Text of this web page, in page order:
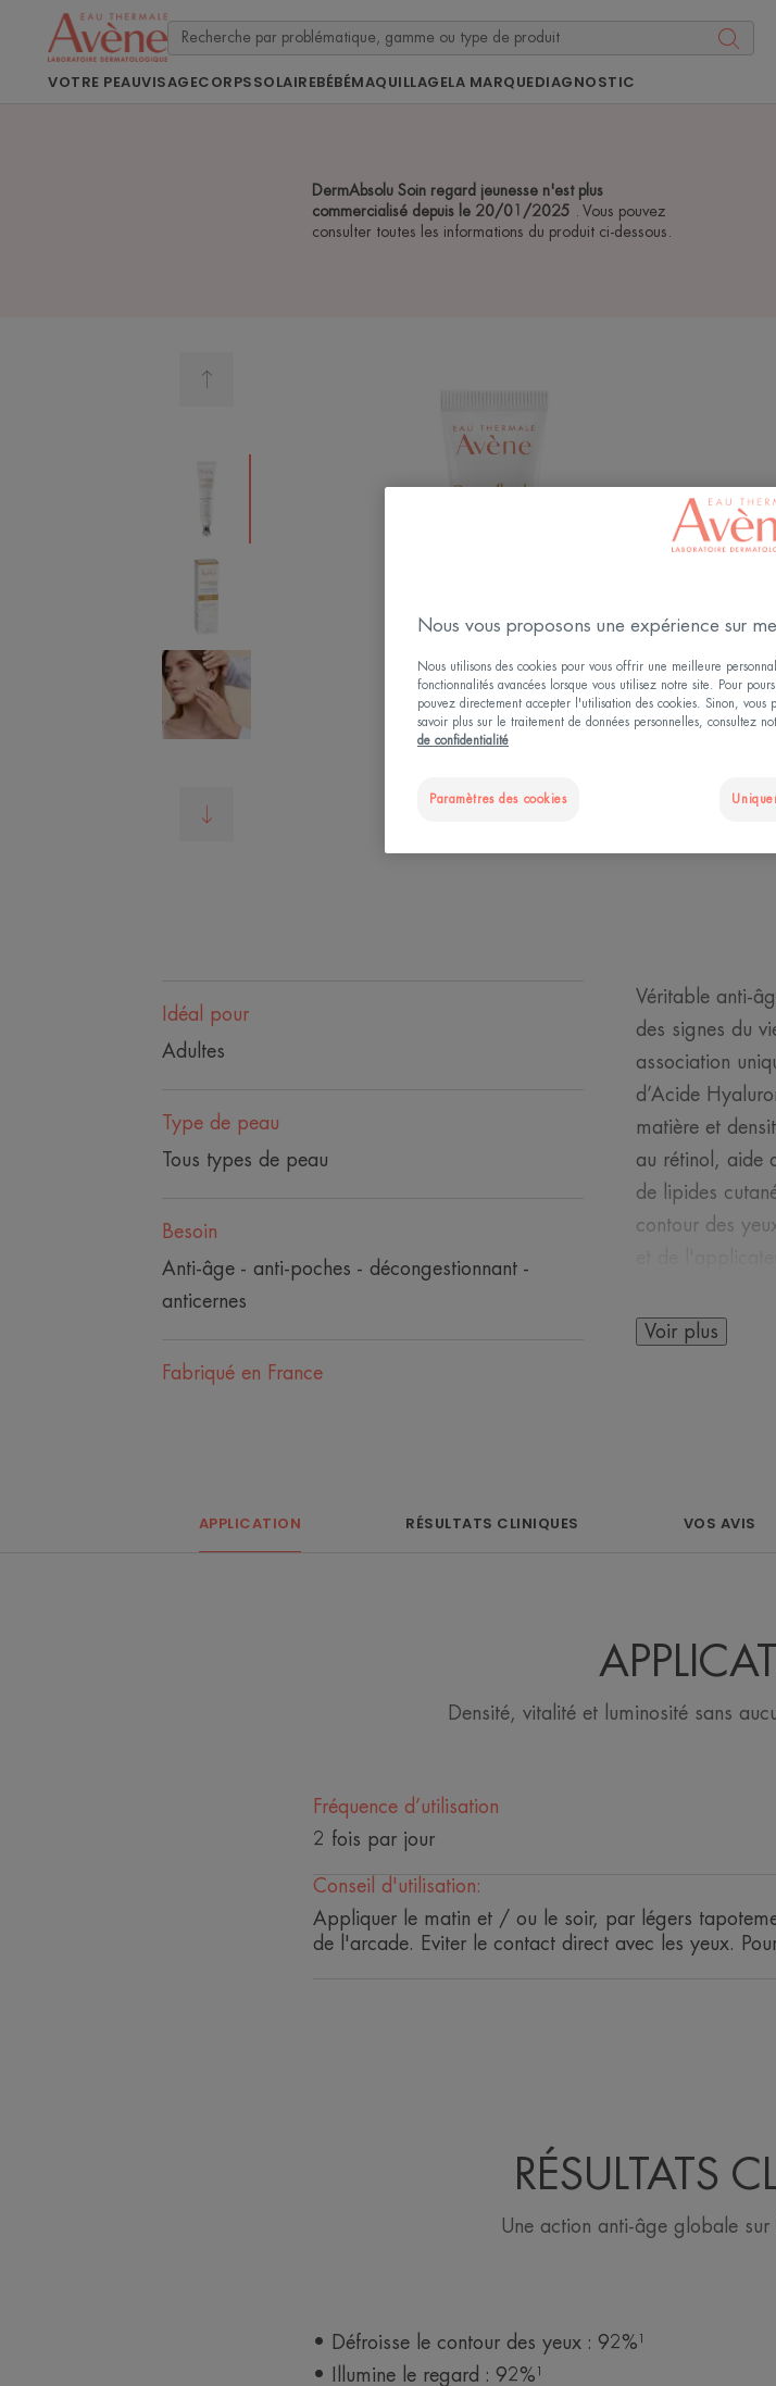
VOTRE PEAUVISAGECORPSSOLAIREBÉBÉMAQUILLAGELA MARQUEDIAGNOSTIC
DermAbsolu Soin regard jeunesse n'est plus
commercialisé depuis le 20/01/2025
. Vous pouvez
consulter toutes les informations du produit ci-dessous.
Idéal pour
Adultes
Type de peau
Tous types de peau
Besoin
Anti-âge - anti-poches - décongestionnant -
anticernes
Fabriqué en France
Véritable anti-
des signes du
association
d’Acide
matière et
au rétinol, aide
de lipides
contour des
est
Bénéfices
*Brevet déposé TM of
Voir plus
APPLICATION RÉSULTATS CLINIQUES VOS AVIS
Densité, vitalité et luminosité sans
Fréquence d’utilisation
2 fois par jour
Conseil d'utilisation:
Appliquer le matin et / ou le soir, par légers
de l'arcade. Eviter le contact direct avec les yeux.
RÉSULTATS
Une action anti-âge globale
• Défroisse le contour des yeux : 92%¹
• Illumine le regard : 92%¹
Nous vous proposons une expérience sur
Nous utilisons des cookies pour vous offrir une meilleure
fonctionnalités avancées lorsque vous utilisez notre site. Pour
pouvez directement accepter l'utilisation des cookies. Sinon, vous
savoir plus sur le traitement de données personnelles, consultez
de confidentialité
Paramètres des cookies